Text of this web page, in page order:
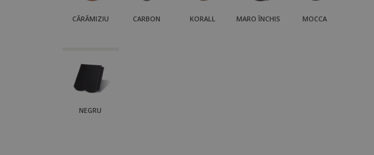
CĂRĂMIZIU CARBON KORALL MARO ÎNCHIS MOCCA
NEGRU